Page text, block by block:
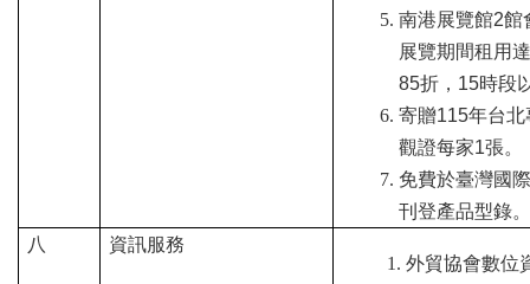
南港展覽館2館
展覽期間租用
85折，15時段
寄贈115年台
觀證每家1張。
免費於臺灣國
刊登產品型錄
八
資訊服務
外貿協會數位